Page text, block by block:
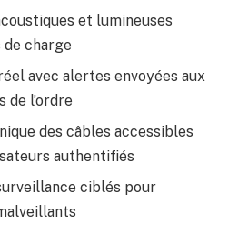
et lumineuses
charge
avec alertes envoyées aux
l’ordre
des câbles accessibles
authentifiés
ciblés pour